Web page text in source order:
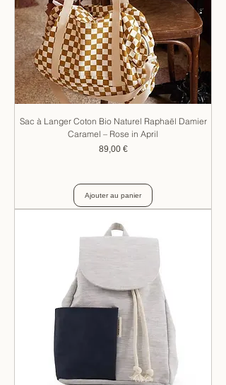
Sac à Langer Coton Bio Naturel Raphaël Damier
Caramel – Rose in April
Prix
89,00 €
Ajouter au panier